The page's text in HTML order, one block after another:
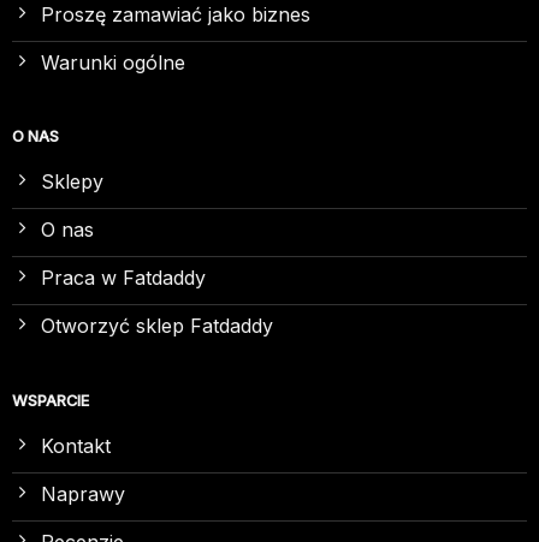
Proszę zamawiać jako biznes
Warunki ogólne
O NAS
Sklepy
O nas
Praca w Fatdaddy
Otworzyć sklep Fatdaddy
WSPARCIE
Kontakt
Naprawy